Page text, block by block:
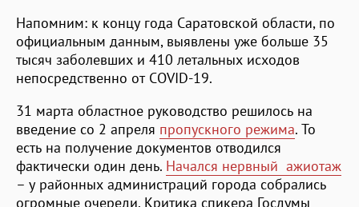
Напомним: к концу года Саратовской области, по
официальным данным, выявлены уже больше 35
тысяч заболевших и 410 летальных исходов
непосредственно от COVID-19.
31 марта областное руководство решилось на
введение со 2 апреля пропускного режима. То
есть на получение документов отводился
фактически один день. Начался нервный ажиотаж
– у районных администраций города собрались
огромные очереди. Критика спикера Госдумы